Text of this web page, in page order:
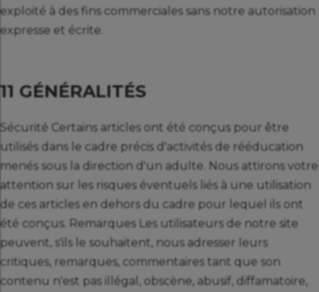
exploité à des fins commerciales sans notre autorisation
expresse et écrite.
11 GÉNÉRALITÉS
Sécurité Certains articles ont été conçus pour être
utilisés dans le cadre précis d'activités de rééducation
menés sous la direction d'un adulte. Nous attirons votre
attention sur les risques éventuels liés à une utilisation
de ces articles en dehors du cadre pour lequel ils ont
été conçus. Remarques Les utilisateurs de notre site
peuvent, s'ils le souhaitent, nous adresser leurs
critiques, remarques, commentaires tant que son
contenu n'est pas illégal, obscène, abusif, diffamatoire,